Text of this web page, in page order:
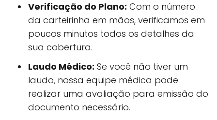
Verificação do Plano: Com o número
da carteirinha em mãos, verificamos em
poucos minutos todos os detalhes da
sua cobertura.
Laudo Médico: Se você não tiver um
laudo, nossa equipe médica pode
realizar uma avaliação para emissão do
documento necessário.